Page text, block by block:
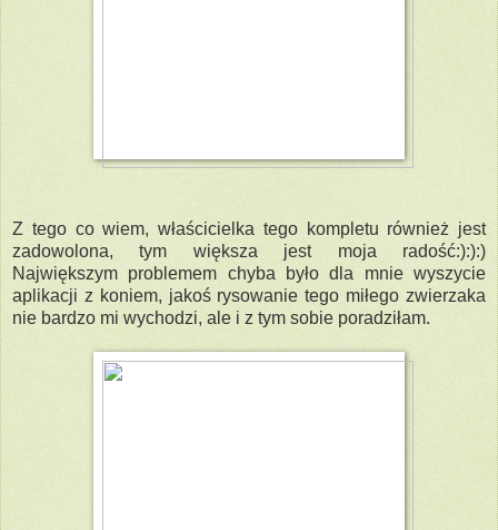
Z tego co wiem, właścicielka tego kompletu również jest
zadowolona, tym większa jest moja radość:):):)
Największym problemem chyba było dla mnie wyszycie
aplikacji z koniem, jakoś rysowanie tego miłego zwierzaka
nie bardzo mi wychodzi, ale i z tym sobie poradziłam.